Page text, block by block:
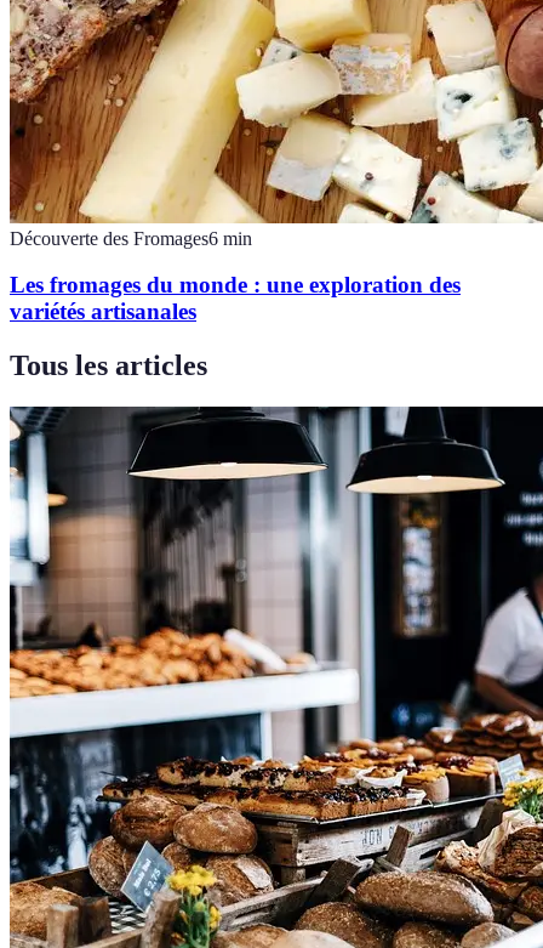
Découverte des Fromages6 min
Les fromages du monde : une exploration des
variétés artisanales
Tous les articles